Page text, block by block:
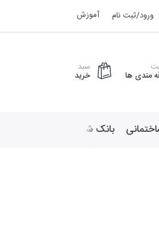
ورود/ثبت نام آموزش
مندی ها
سبد
خرید
بانک شماره موبایل لوازم